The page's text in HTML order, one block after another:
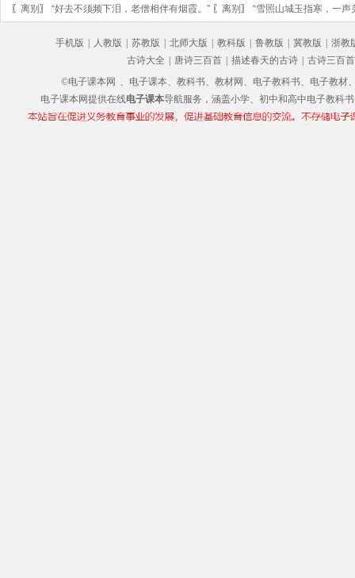
〖 离别 〗 “好去不须频下泪，老僧相伴有烟霞。” 〖 离别 〗 “雪照山城玉指寒，一声
手机版 人教版 苏教版 北师大版 教科版 鲁教版 冀教版
浙教
古诗大全
唐诗三百首 描述春天的古诗
古诗三百首
©电子课本网 、电子课本、教科书、教材网、电子教科书、电子教材
电子课本网提供在线电子课本导航服务，涵盖小学、初中和高中电子教科